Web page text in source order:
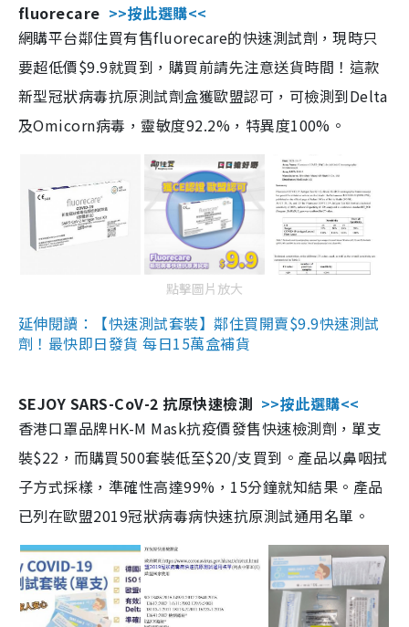
fluorecare >>按此選購<<
網購平台鄰住買有售fluorecare的快速測試劑，現時只
要超低價$9.9就買到，購買前請先注意送貨時間！這款
新型冠狀病毒抗原測試劑盒獲歐盟認可，可檢測到Delta
及Omicorn病毒，靈敏度92.2%，特異度100%。
點擊圖片放大
延伸閱讀：【快速測試套裝】鄰住買開賣$9.9快速測試
劑！最快即日發貨 每日15萬盒補貨
SEJOY SARS-CoV-2 抗原快速檢測 >>按此選購<<
香港口罩品牌HK-M Mask抗疫價發售快速檢測劑，單支
裝$22，而購買500套裝低至$20/支買到。產品以鼻咽拭
子方式採樣，準確性高達99%，15分鐘就知結果。產品
已列在歐盟2019冠狀病毒病快速抗原測試通用名單。